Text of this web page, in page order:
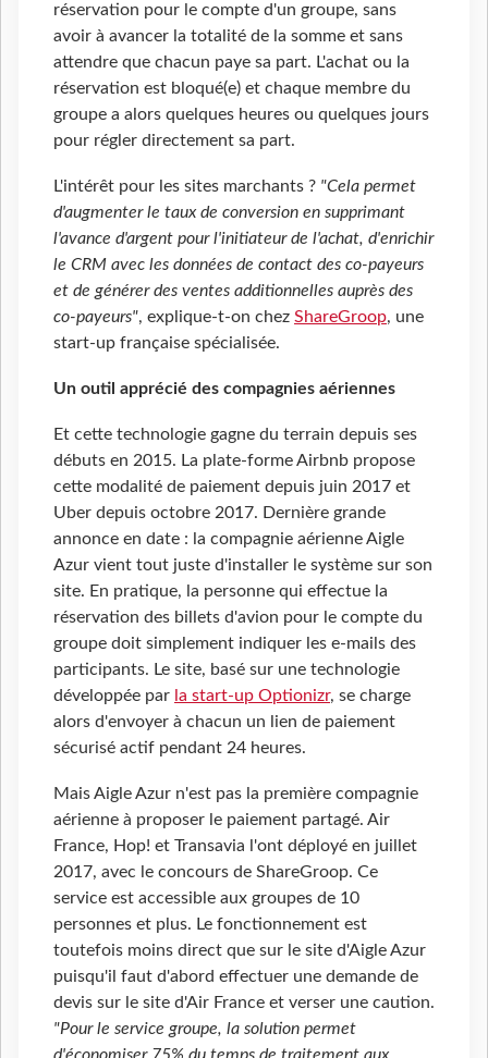
réservation pour le compte d'un groupe, sans
avoir à avancer la totalité de la somme et sans
attendre que chacun paye sa part. L'achat ou la
réservation est bloqué(e) et chaque membre du
groupe a alors quelques heures ou quelques jours
pour régler directement sa part.
L'intérêt pour les sites marchants ? "Cela permet
d'augmenter le taux de conversion en supprimant
l'avance d'argent pour l'initiateur de l'achat, d'enrichir
le CRM avec les données de contact des co-payeurs
et de générer des ventes additionnelles auprès des
co-payeurs", explique-t-on chez ShareGroop, une
start-up française spécialisée.
Un outil apprécié des compagnies aériennes
Et cette technologie gagne du terrain depuis ses
débuts en 2015. La plate-forme Airbnb propose
cette modalité de paiement depuis juin 2017 et
Uber depuis octobre 2017. Dernière grande
annonce en date : la compagnie aérienne Aigle
Azur vient tout juste d'installer le système sur son
site. En pratique, la personne qui effectue la
réservation des billets d'avion pour le compte du
groupe doit simplement indiquer les e-mails des
participants. Le site, basé sur une technologie
développée par la start-up Optionizr, se charge
alors d'envoyer à chacun un lien de paiement
sécurisé actif pendant 24 heures.
Mais Aigle Azur n'est pas la première compagnie
aérienne à proposer le paiement partagé. Air
France, Hop! et Transavia l'ont déployé en juillet
2017, avec le concours de ShareGroop. Ce
service est accessible aux groupes de 10
personnes et plus. Le fonctionnement est
toutefois moins direct que sur le site d'Aigle Azur
puisqu'il faut d'abord effectuer une demande de
devis sur le site d'Air France et verser une caution.
"Pour le service groupe, la solution permet